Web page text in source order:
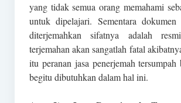
yang tidak semua orang memahami
untuk dipelajari. Sementara
diterjemahkan sifatnya adalah
terjemahan akan sangatlah fatal
itu peranan jasa penerjemah tersumpah
begitu dibutuhkan dalam hal ini.